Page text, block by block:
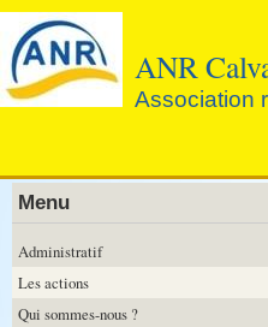
ANR
Association
Page d'accueil
Agenda
Notre prévoyance avec l'Amicale Vie
Menu
Administratif
Les actions
Qui sommes-nous ?